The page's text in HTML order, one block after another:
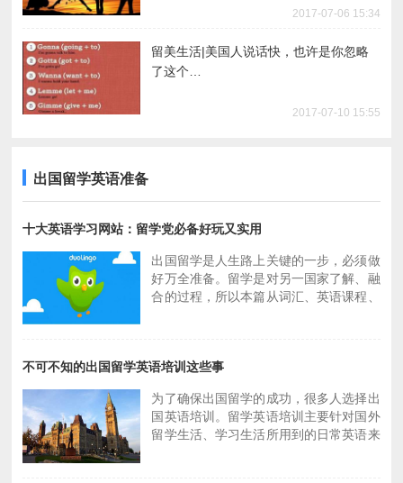
2017-07-06 15:34
留美生活|美国人说话快，也许是你忽略
了这个…
2017-07-10 15:55
颈！
签证
2018-05-08 16:55
种表达
2018-08-20 09:06
出国留学英语准备
十大英语学习网站：留学党必备好玩又实用
出国留学是人生路上关键的一步，必须做
好万全准备。留学是对另一国家了解、融
合的过程，所以本篇从词汇、英语课程、
不可不知的出国留学英语培训这些事
为了确保出国留学的成功，很多人选择出
国英语培训。留学英语培训主要针对国外
留学生活、学习生活所用到的日常英语来